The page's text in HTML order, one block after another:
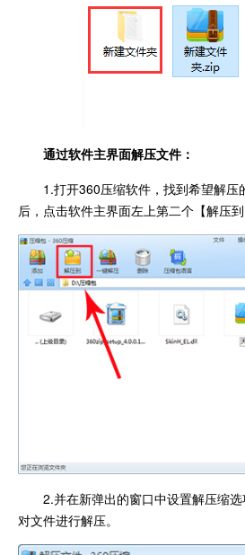
通过软件主界面解压文件：
1.打开360压缩软件，找到希望解压
后，点击软件主界面左上第二个【解压
2.并在新弹出的窗口中设置解压缩
对文件进行解压。